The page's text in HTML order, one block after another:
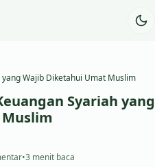
Wajib Diketahui Umat Muslim
Syariah yang
•3 menit baca